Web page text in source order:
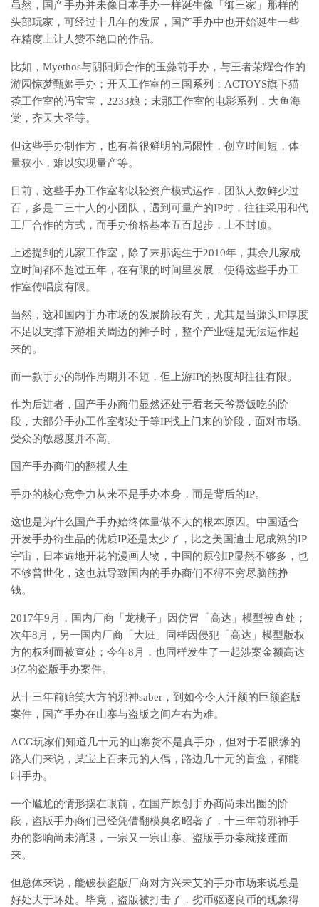
虽然，国产手办并未像日本手办一样诞生像「御三家」那样的
头部玩家，可经过十几年的发展，国产手办中也开始诞生一些
在精度上让人赞不绝口的作品。
比如，Myethos与阴阳师合作的玉藻前手办，与王者荣耀合作的
游园惊梦甄姬手办；开天工作室的三国系列；ACTOYS旗下猫
茶工作室的冯宝宝，2233娘；末那工作室的电影系列，大鱼海
棠，齐天大圣等。
但这些手办制作方，也有着很鲜明的局限性，创立时间短，体
量狭小，难以实现量产等。
目前，这些手办工作室都以轻资产模式运作，团队人数鲜少过
百，多是二三十人的小团队，遇到可量产的IP时，往往采用和代
工厂合作的方式，而手办价格基本五百起步，上不封顶。
上述提到的几家工作室，除了末那诞生于2010年，其余几家成
立时间都不超过五年，在有限的时间里发展，使得这些手办工
作室传唱度有限。
当然，这和国内手办市场的发展阶段有关，尤其是当源头IP厚度
不足以支撑下游相关周边的摊子时，整个产业链是无法运作起
来的。
而一款手办的制作周期并不短，但上游IP的热度却往往有限。
作为后进者，国产手办商们显然还处于看老天爷赏饭吃的阶
段，大部分手办工作室都处于等IP找上门来的阶段，面对市场、
受众的敏感度并不高。
国产手办商们的翻模人生
手办的核心竞争力从来不是手办本身，而是背后的IP。
这也是为什么国产手办始终体量做不大的根本原因。中国适合
开发手办衍生品的优质IP还是太少了，比之美国迪士尼成熟的IP
宇宙，日本遍地开花的漫画人物，中国的原创IP显然不够多，也
不够普世化，这也就导致国内的手办商们不得不穷尽脑筋挣
钱。
2017年9月，国内厂商「龙桃子」因仿冒「高达」模型被查处；
次年8月，另一国内厂商「大班」同样因侵犯「高达」模型版权
方的权利而被查处；今年8月，也同样发生了一起涉案金额高达
3亿的盗版手办案件。
从十三年前贻笑大方的邪神saber，到如今令人汗颜的巨额盗版
案件，国产手办在山寨与盗版之间左右为难。
ACG玩家们知道几十元的山寨货不是真手办，但对于看眼缘的
路人们来说，某宝上百来元的人偶，路边几十元的盲盒，都能
叫手办。
一个尴尬的情形摆在眼前，在国产原创手办商尚未出圈的阶
段，盗版手办商们已经凭借翻模臭名昭著了，十三年前邪神手
办的影响尚未消退，一宗又一宗山寨、盗版手办案就接踵而
来。
但总体来说，能破获盗版厂商对方兴未艾的手办市场来说总是
好处大于坏处。毕竟，盗版被打击了，劣币驱逐良币的现象得